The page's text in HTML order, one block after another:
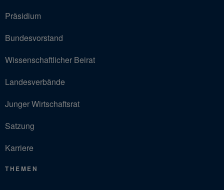
Präsidium
Bundesvorstand
Wissenschaftlicher Beirat
Landesverbände
Junger Wirtschaftsrat
Satzung
Karriere
THEMEN